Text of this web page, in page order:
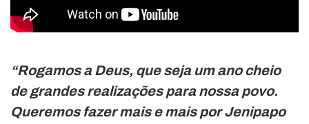
“Rogamos a Deus, que seja um ano cheio
de grandes realizações para nossa povo.
Queremos fazer mais e mais por Jenipapo